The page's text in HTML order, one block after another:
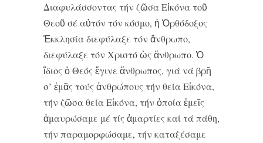
Διαφυλάσσοντας τήν ζῶσα Εἰκόνα τοῦ
Θεοῦ σέ αὐτόν τόν κόσμο, ἡ Ὀρθόδοξος
Ἐκκλησία διεφύλαξε τόν ἄνθρωπο,
διεφύλαξε τόν Χριστό ὡς ἄνθρωπο. Ὁ
ἴδιος ὁ Θεός ἔγινε ἄνθρωπος, γιά νά βρῆ
σ’ ἐμᾶς τούς ἀνθρώπους τήν θεία Εἰκόνα,
τήν ζῶσα θεία Εἰκόνα, τήν ὁποία ἐμεῖς
ἀμαυρώσαμε μέ τίς ἁμαρτίες καί τά πάθη,
τήν παραμορφώσαμε, τήν καταξέσαμε